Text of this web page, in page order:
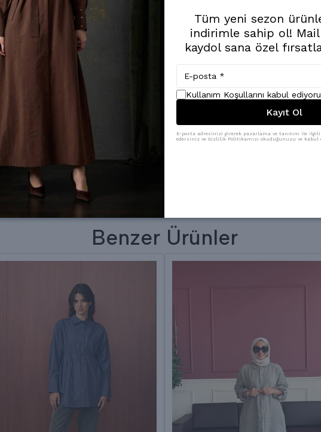
Benzer Ürünler
Tüm yeni sezon
indirimle sahip ol!
kaydol sana özel
Kullanım Koşullarını kabul
Kayıt Ol
E-posta adresinizi girerek pazarlama ve tanıtım ile
edersiniz ve Gizlilik Politikamızı okuduğunuzu ve kabul